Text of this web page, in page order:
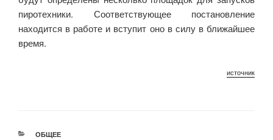
пиротехники. Соответствующее постановление
находится в работе и вступит оно в силу в ближайшее
время.
источник
РУБРИКИ
ОБЩЕЕ